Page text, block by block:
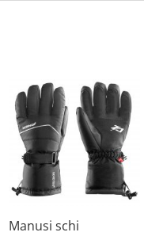
Manusi schi